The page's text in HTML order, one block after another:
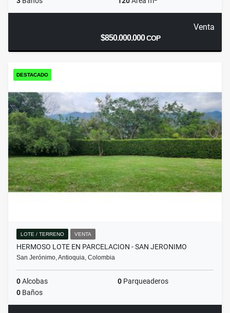
Venta
$850.000.000COP
DESTACADO
LOTE / TERRENO VENTA
HERMOSO LOTE EN PARCELACION - SAN JERONIMO
San Jerónimo, Antioquia, Colombia
0Alcobas 0 Parqueaderos
0 Baños